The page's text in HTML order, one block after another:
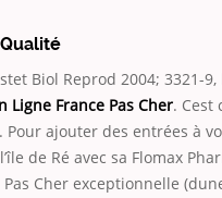
Biol Reprod 2004; 3321-9,
Ligne France Pas Cher. Cest
Pour ajouter des entrées à
de Ré avec sa Flomax
Pas Cher exceptionnelle